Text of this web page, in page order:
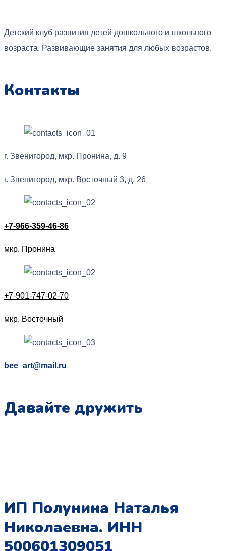
Детский клуб развития детей дошкольного и школьного
возраста. Развивающие занятия для любых возрастов.
Контакты
г. Звенигород, мкр. Пронина, д. 9
г. Звенигород, мкр. Восточный 3, д. 26
+7-966-359-46-86
мкр. Пронина
+7-901-747-02-70
мкр. Восточный
bee_art@mail.ru
Давайте дружить
ИП Полунина Наталья
Николаевна. ИНН
500601309051